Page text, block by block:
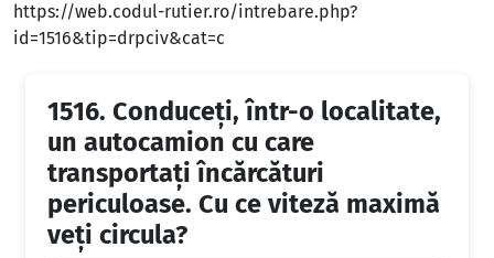
https://web.codul-rutier.ro/intrebare.php?
id=1516&tip=drpciv&cat=c
1516. Conduceţi, într-o localitate,
un autocamion cu care
transportaţi încărcături
periculoase. Cu ce viteză maximă
veţi circula?